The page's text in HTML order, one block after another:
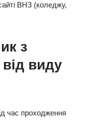
ВНЗ (коледжу,
з
виду
час проходження